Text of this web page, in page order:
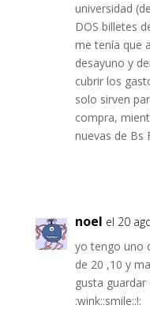
universidad
DOS billetes
me tenía que
desayuno y
cubrir los
solo sirven
compra,
nuevas de Bs
noel el 20
yo tengo uno
de 20 ,10 y
gusta
:wink::smile::!: